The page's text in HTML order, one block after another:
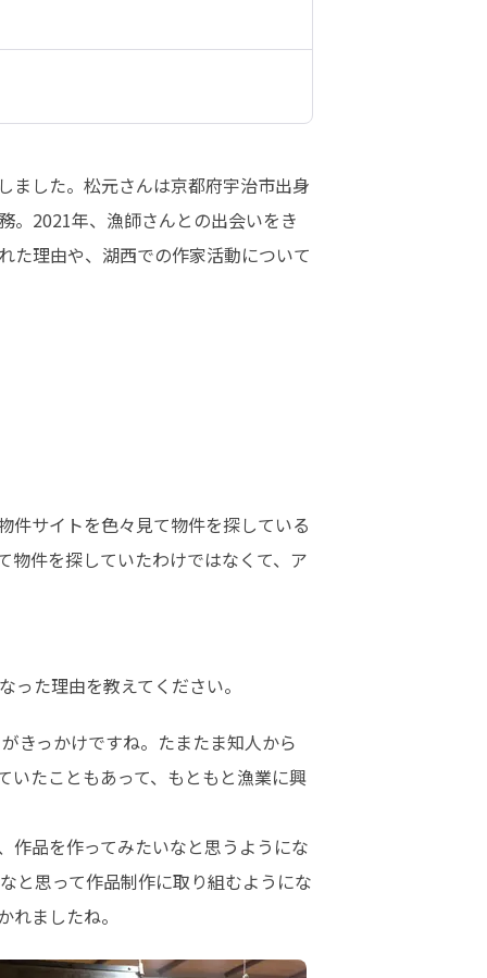
ました。松元さんは京都府宇治市出身
。2021年、漁師さんとの出会いをき
た理由や、湖西での作家活動について
件サイトを色々見て物件を探している
物件を探していたわけではなくて、ア
った理由を教えてください。
きっかけですね。たまたま知人から
いたこともあって、もともと漁業に興
作品を作ってみたいなと思うようにな
と思って作品制作に取り組むようにな
ましたね。